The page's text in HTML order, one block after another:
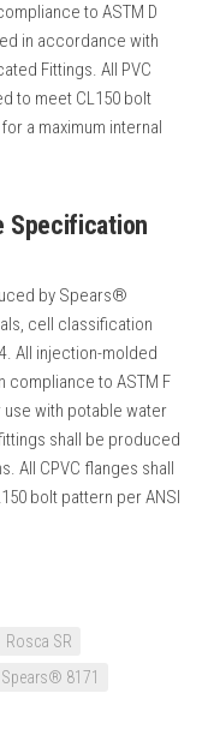
to ASTM D
in accordance with
Fittings. All PVC
to meet CL150 bolt
a maximum internal
Specification
by Spears®
cell classification
All injection-molded
compliance to ASTM F
with potable water
shall be produced
All CPVC flanges shall
bolt pattern per ANSI
Rosca SR
Spears® 8171